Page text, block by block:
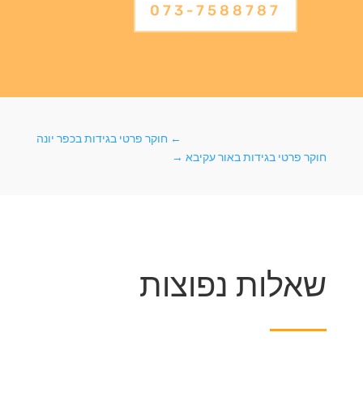
073-7588787
← חוקר פרטי בגידות בכפר יונה
חוקר פרטי בגידות באור עקיבא→
שאלות נפוצות